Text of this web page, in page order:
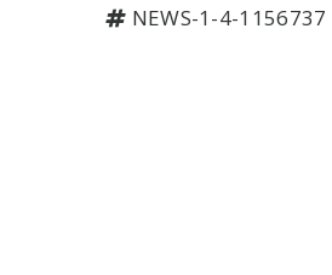
NEWS-1-4-1156737